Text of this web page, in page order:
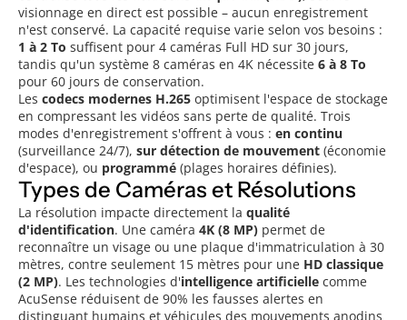
visionnage en direct est possible – aucun enregistrement
n'est conservé. La capacité requise varie selon vos besoins :
1 à 2 To suffisent pour 4 caméras Full HD sur 30 jours,
tandis qu'un système 8 caméras en 4K nécessite 6 à 8 To
pour 60 jours de conservation.
Les codecs modernes H.265 optimisent l'espace de stockage
en compressant les vidéos sans perte de qualité. Trois
modes d'enregistrement s'offrent à vous : en continu
(surveillance 24/7), sur détection de mouvement (économie
d'espace), ou programmé (plages horaires définies).
Types de Caméras et Résolutions
La résolution impacte directement la qualité
d'identification. Une caméra 4K (8 MP) permet de
reconnaître un visage ou une plaque d'immatriculation à 30
mètres, contre seulement 15 mètres pour une HD classique
(2 MP). Les technologies d'intelligence artificielle comme
AcuSense réduisent de 90% les fausses alertes en
distinguant humains et véhicules des mouvements anodins